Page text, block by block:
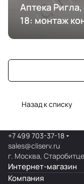
Аптека
18: монтаж
Назад к списку
+7 499 703-37-18
sales@cliserv.ru
г. Москва,
Интернет-магазин
Компания